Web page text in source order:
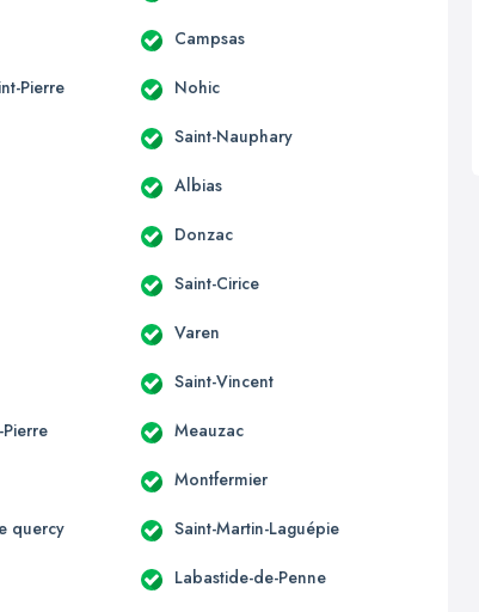
Campsas
Pierre Nohic
Saint-Nauphary
Albias
Donzac
Saint-Cirice
Varen
Saint-Vincent
Meauzac
Montfermier
quercy Saint-Martin-Laguépie
Labastide-de-Penne